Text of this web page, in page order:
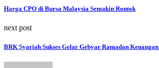
Harga CPO di Bursa Malaysia Semakin Rontok
next post
BRK Syariah Sukses Gelar Gebyar Ramadan